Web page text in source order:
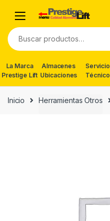
navigation
content
Buscar
por:
La Marca
Prestige Lift
Almacenes
Ubicaciones
Servicio
Técnico
Inicio Herramientas Otros